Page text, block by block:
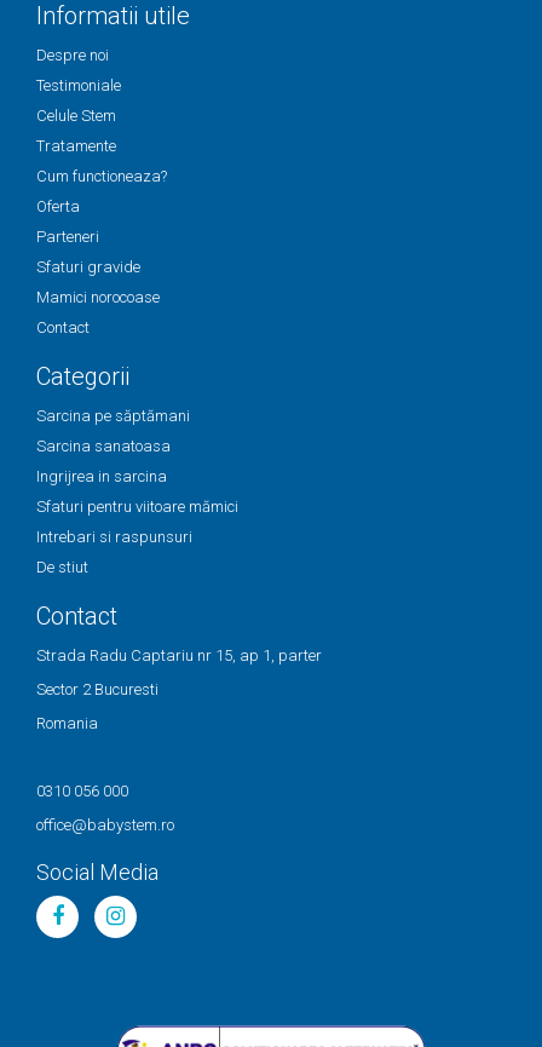
Informatii utile
Despre noi
Testimoniale
Celule Stem
Tratamente
Cum functioneaza?
Oferta
Parteneri
Sfaturi gravide
Mamici norocoase
Contact
Categorii
Sarcina pe săptămani
Sarcina sanatoasa
Ingrijrea in sarcina
Sfaturi pentru viitoare mămici
Intrebari si raspunsuri
De stiut
Contact
Strada Radu Captariu nr 15, ap 1, parter
Sector 2 Bucuresti
Romania
0310 056 000
office@babystem.ro
Social Media